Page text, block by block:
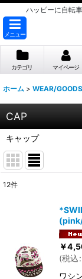
ハッピーに自転
メニュー
カテゴリ マイページ
ホーム > WEAR/GOODS
CAP
キャップ
12件
￥
(税込:
ワシ